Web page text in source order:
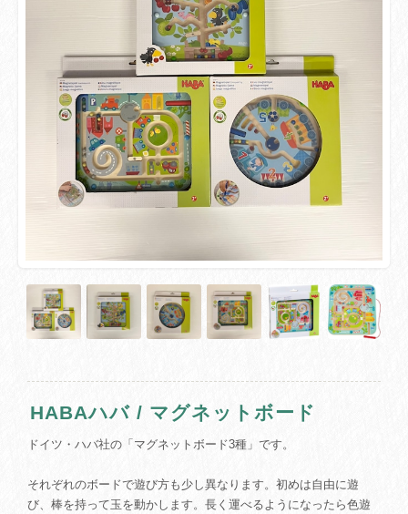
HABAハバ / マグネットボード
ドイツ・ハバ社の「マグネットボード3種」です。
それぞれのボードで遊び方も少し異なります。初めは自由に遊
び、棒を持って玉を動かします。長く運べるようになったら色遊